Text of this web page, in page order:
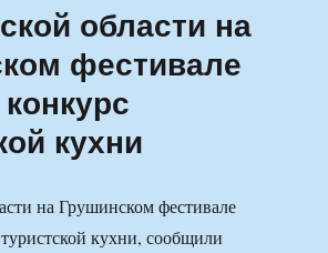
области на
фестивале
кухни
на Грушинском фестивале
кухни, сообщили